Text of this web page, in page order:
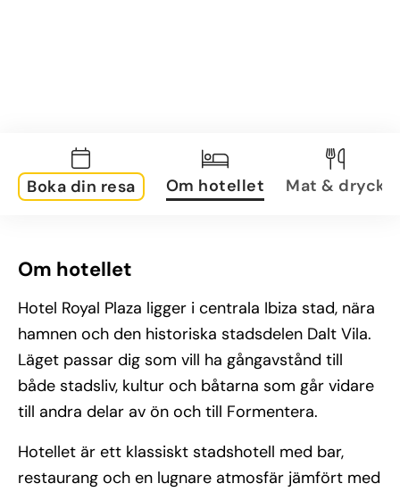
Boka din resa Om hotellet Mat & dryck
Om hotellet
Hotel Royal Plaza ligger i centrala Ibiza stad, nära
hamnen och den historiska stadsdelen Dalt Vila.
Läget passar dig som vill ha gångavstånd till
både stadsliv, kultur och båtarna som går vidare
till andra delar av ön och till Formentera.
Hotellet är ett klassiskt stadshotell med bar,
restaurang och en lugnare atmosfär jämfört med